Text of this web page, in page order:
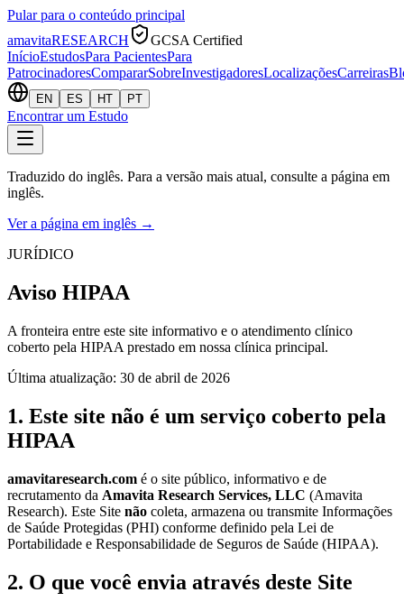
Pular para o conteúdo principal
amavitaRESEARCH
GCSA Certified
InícioEstudosPara PacientesPara
PatrocinadoresCompararSobreInvestigadoresLocalizaçõesCarreiras
EN ES HT PT
Encontrar um Estudo
Traduzido do inglês. Para a versão mais atual, consulte a página em
inglês.
Ver a página em inglês →
JURÍDICO
Aviso HIPAA
A fronteira entre este site informativo e o atendimento clínico
coberto pela HIPAA prestado em nossa clínica principal.
Última atualização: 30 de abril de 2026
1. Este site não é um serviço coberto pela
HIPAA
amavitaresearch.com é o site público, informativo e de
recrutamento da Amavita Research Services, LLC (Amavita
Research). Este Site não coleta, armazena ou transmite Informações
de Saúde Protegidas (PHI) conforme definido pela Lei de
Portabilidade e Responsabilidade de Seguros de Saúde (HIPAA).
2. O que você envia através deste Site